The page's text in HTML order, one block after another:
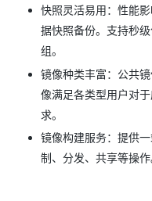
快照灵活易用：性能
据快照备份。支持秒
组。
镜像种类丰富：公共
像满足各类型用户对
求。
镜像构建服务：提供
制、分发、共享等操作